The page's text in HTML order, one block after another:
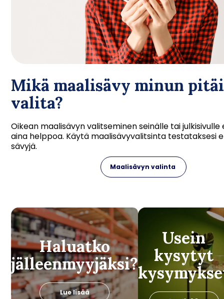
Mikä maalisävy minun
valita?
Oikean maalisävyn valitseminen seinälle tai julkisivulle
aina helppoa. Käytä maalisävyvalitsinta testataksesi
sävyjä.
Maalisävyn valinta
Haluatko
jälleenmyyjäksi?
Lue lisää
Usein
kysytyt